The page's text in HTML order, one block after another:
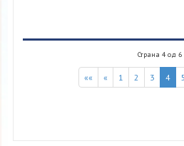
Страна 4 од 6
«« « 1 2 3 4 5